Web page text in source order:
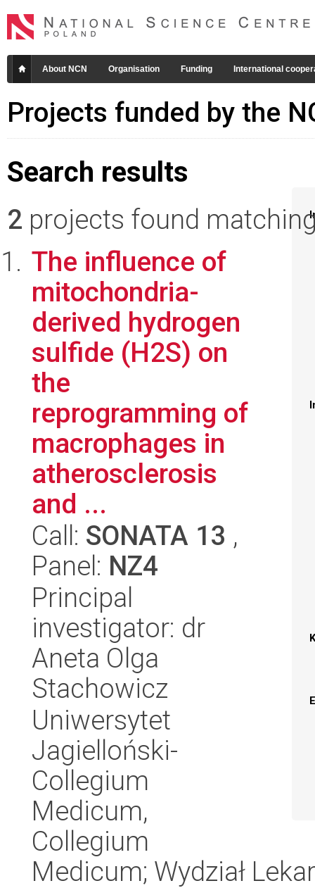
About NCN Organisation Funding International
Projects funded by the
Search results
2 projects found
The influence of
mitochondria-
derived hydrogen
sulfide (H2S) on
the
reprogramming of
macrophages in
atherosclerosis
and ...
Call: SONATA 13 ,
Panel: NZ4
Principal
investigator: dr
Aneta Olga
Stachowicz
Uniwersytet
Jagielloński-
Collegium
Medicum,
Collegium
Medicum; Wydział